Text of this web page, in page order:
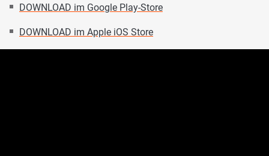
DOWNLOAD im Google Play-Store
DOWNLOAD im Apple iOS Store